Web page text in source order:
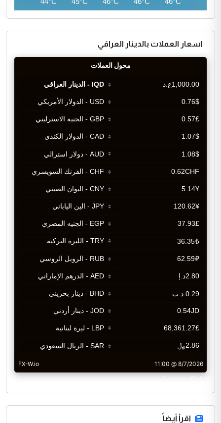
اسعار العملات بالدينار العراقي
CurrencyRate
اقرأ أيضاً